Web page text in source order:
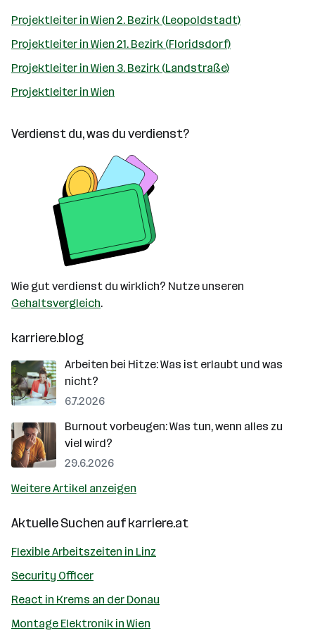
Projektleiter in Wien 2. Bezirk (Leopoldstadt)
Projektleiter in Wien 21. Bezirk (Floridsdorf)
Projektleiter in Wien 3. Bezirk (Landstraße)
Projektleiter in Wien
Verdienst du, was du verdienst?
Wie gut verdienst du wirklich? Nutze unseren
Gehaltsvergleich.
karriere.blog
Arbeiten bei Hitze: Was ist erlaubt und was
nicht?
6.7.2026
Burnout vorbeugen: Was tun, wenn alles zu
viel wird?
29.6.2026
Weitere Artikel anzeigen
Aktuelle Suchen aufkarriere.at
Flexible Arbeitszeiten in Linz
Security Officer
React in Krems an der Donau
Montage Elektronik in Wien